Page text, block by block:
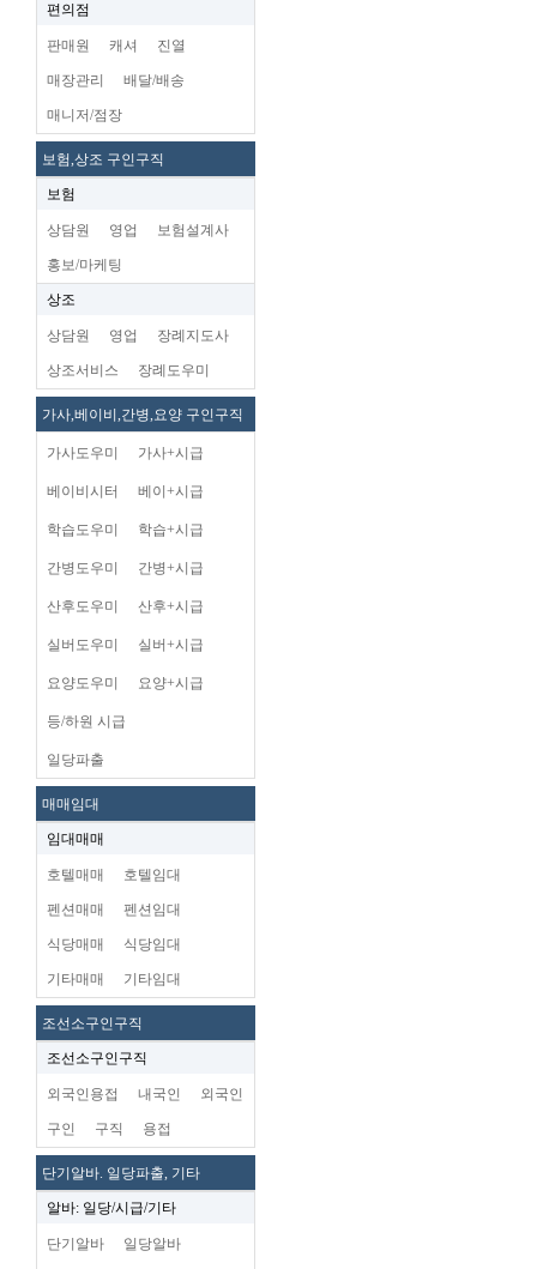
편의점
판매원 캐셔 진열
매장관리 배달/배송
매니저/점장
보험,상조 구인구직
보험
상담원 영업 보험설계사
홍보/마케팅
상조
상담원 영업 장례지도사
상조서비스 장례도우미
가사,베이비,간병,요양 구인구직
가사도우미 가사+시급
베이비시터 베이+시급
학습도우미 학습+시급
간병도우미 간병+시급
산후도우미 산후+시급
실버도우미 실버+시급
요양도우미 요양+시급
등/하원 시급
일당파출
매매임대
임대매매
호텔매매 호텔임대
펜션매매 펜션임대
식당매매 식당임대
기타매매 기타임대
조선소구인구직
조선소구인구직
외국인용접 내국인 외국인
구인 구직 용접
단기알바. 일당파출, 기타
알바: 일당/시급/기타
단기알바 일당알바